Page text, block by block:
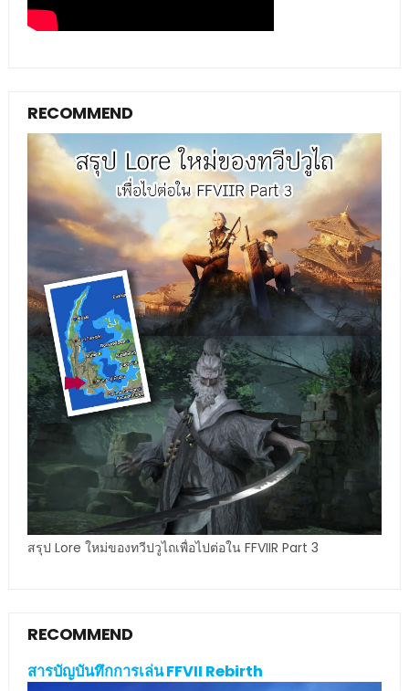
RECOMMEND
สรุป Lore ใหม่ของทวีปวูไถเพื่อไปต่อใน FFVIIR Part 3
RECOMMEND
สารบัญบันทึกการเล่น FFVII Rebirth